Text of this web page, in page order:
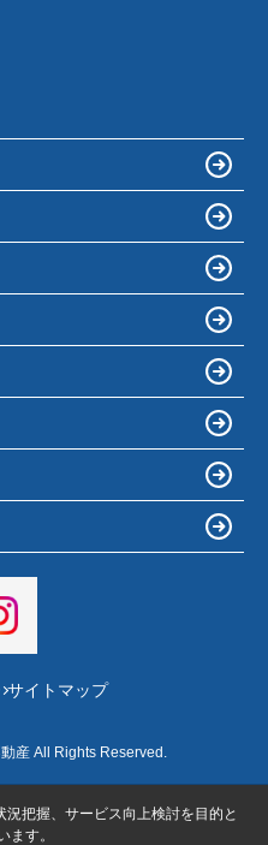
サイトマップ
産 All Rights Reserved.
把握、サービス向上検討を目的と
ます。